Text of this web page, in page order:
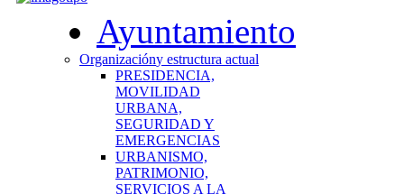
Ayuntamiento
Organizacióny estructura actual
PRESIDENCIA,
MOVILIDAD
URBANA,
SEGURIDAD Y
EMERGENCIAS
URBANISMO,
PATRIMONIO,
SERVICIOS A LA